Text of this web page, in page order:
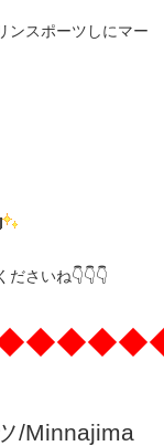
ンスポーツしにマー
さいね👇👇👇
/Minnajima